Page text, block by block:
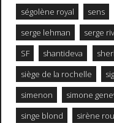
ségolène royal
sens
serge lehman
serge
SF
shantideva
siège de la rochelle
simenon
simone
singe blond
sirène